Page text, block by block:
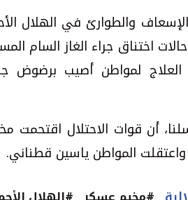
والطوارئ في الهلال
اختناق جراء الغاز السام
العلاج لمواطن أصيب برضوض
أن قوات الاحتلال
المواطن ياسين قطناني.